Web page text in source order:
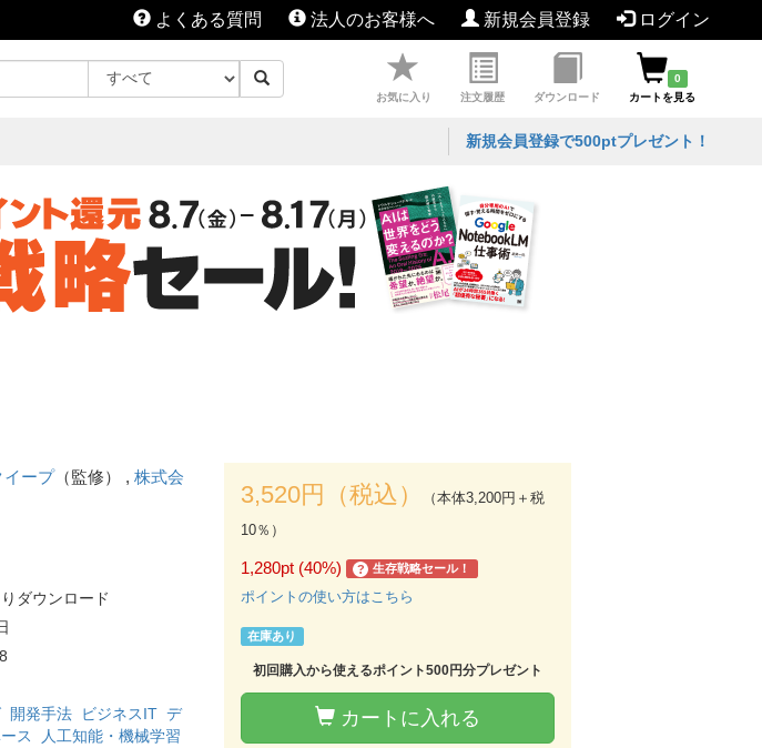
よくある質問 法人のお客様へ 新規会員登録 ログイン
お気に入り 注文履歴 ダウンロード
0
カートを見る
新規会員登録で500ptプレゼント！
イープ（監修） , 株式会
ダウンロード
開発手法 ビジネスIT デ
ス
人工知能・機械学習
3,520円（税込）
（本体3,200円＋税
10％）
1,280pt (40%) ? 生存戦略セール！
ポイントの使い方はこちら
在庫あり
初回購入から使えるポイント500円分プレゼント
カートに入れる